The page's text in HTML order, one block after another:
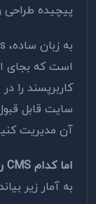
پیچیده طراحی
است که بجای
کاربرپسند را
سایت قابل
آن مدیریت
اما کدام CMS را انتخاب کنیم؟
به آمار زیر